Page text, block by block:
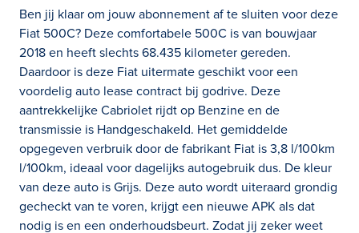
Ben jij klaar om jouw abonnement af te sluiten voor deze
Fiat 500C? Deze comfortabele 500C is van bouwjaar
2018 en heeft slechts 68.435 kilometer gereden.
Daardoor is deze Fiat uitermate geschikt voor een
voordelig auto lease contract bij godrive. Deze
aantrekkelijke Cabriolet rijdt op Benzine en de
transmissie is Handgeschakeld. Het gemiddelde
opgegeven verbruik door de fabrikant Fiat is 3,8 l/100km
l/100km, ideaal voor dagelijks autogebruik dus. De kleur
van deze auto is Grijs. Deze auto wordt uiteraard grondig
gecheckt van te voren, krijgt een nieuwe APK als dat
nodig is en een onderhoudsbeurt. Zodat jij zeker weet